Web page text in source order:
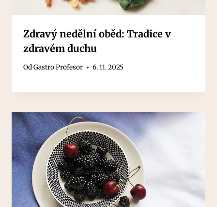
Zdravý nedělní oběd: Tradice v
zdravém duchu
OdGastro Profesor 6. 11. 2025